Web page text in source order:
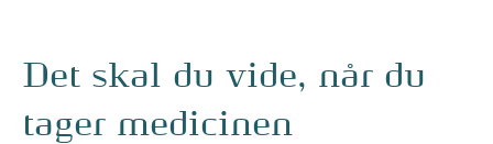
Det skal du vide, når du
tager medicinen